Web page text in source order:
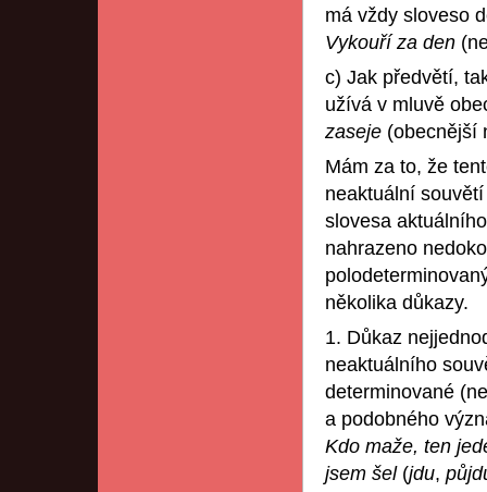
má vždy sloveso
Vykouří za den
c) Jak předvětí,
užívá v mluvě
zaseje (obecnější
Mám za to, že
neaktuální
slovesa
nahrazeno
několika důkazy.
1. Důkaz
neaktuálního
determinované
a podobného
Kdo maže, ten
jsem šel (jdu,